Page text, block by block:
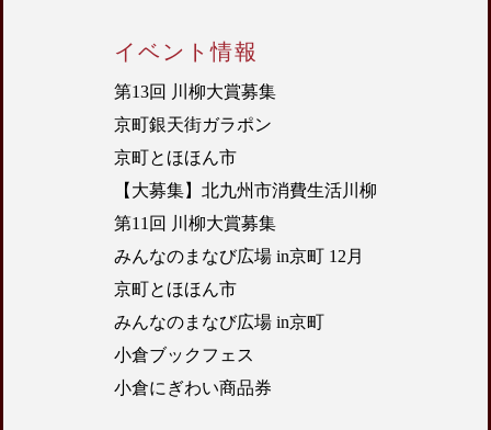
イベント情報
第13回 川柳大賞募集
京町銀天街ガラポン
京町とほほん市
【大募集】北九州市消費生活川柳
第11回 川柳大賞募集
みんなのまなび広場 in京町 12月
京町とほほん市
みんなのまなび広場 in京町
小倉ブックフェス
小倉にぎわい商品券